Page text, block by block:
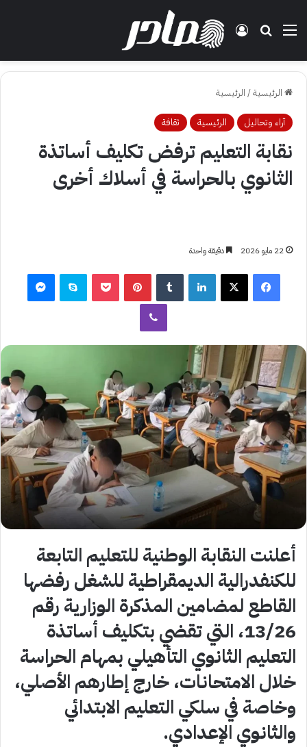
القائمة بحث عنتسجيل الدخول
الرئيسية/ الرئيسية
آراء وتحاليل الرئيسية ثقافة
نقابة التعليم ترفض تكليف أساتذة
الثانوي بالحراسة في أسلاك أخرى
22 مايو 2026 دقيقة واحدة
فيسبوك‫X لينكدإن ‏Tumblr بينتيريست‫Pocket سكايب ماسنجر
ڤايبر
أعلنت النقابة الوطنية للتعليم التابعة
للكنفدرالية الديمقراطية للشغل رفضها
القاطع لمضامين المذكرة الوزارية رقم
13/26، التي تقضي بتكليف أساتذة
التعليم الثانوي التأهيلي بمهام الحراسة
خلال الامتحانات، خارج إطارهم الأصلي،
وخاصة في سلكي التعليم الابتدائي
والثانوي الإعدادي.